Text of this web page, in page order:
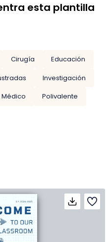
esta plantilla
Cirugía
Educación
Investigación
Médico
Polivalente